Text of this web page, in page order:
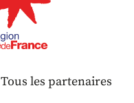
Tous les partenaires